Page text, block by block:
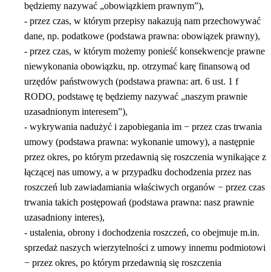
będziemy nazywać „obowiązkiem prawnym”),
- przez czas, w którym przepisy nakazują nam przechowywać
dane, np. podatkowe (podstawa prawna: obowiązek prawny),
- przez czas, w którym możemy ponieść konsekwencje prawne
niewykonania obowiązku, np. otrzymać karę finansową od
urzędów państwowych (podstawa prawna: art. 6 ust. 1 f
RODO, podstawę tę będziemy nazywać „naszym prawnie
uzasadnionym interesem”),
- wykrywania nadużyć i zapobiegania im − przez czas trwania
umowy (podstawa prawna: wykonanie umowy), a następnie
przez okres, po którym przedawnią się roszczenia wynikające z
łączącej nas umowy, a w przypadku dochodzenia przez nas
roszczeń lub zawiadamiania właściwych organów − przez czas
trwania takich postępowań (podstawa prawna: nasz prawnie
uzasadniony interes),
- ustalenia, obrony i dochodzenia roszczeń, co obejmuje m.in.
sprzedaż naszych wierzytelności z umowy innemu podmiotowi
− przez okres, po którym przedawnią się roszczenia